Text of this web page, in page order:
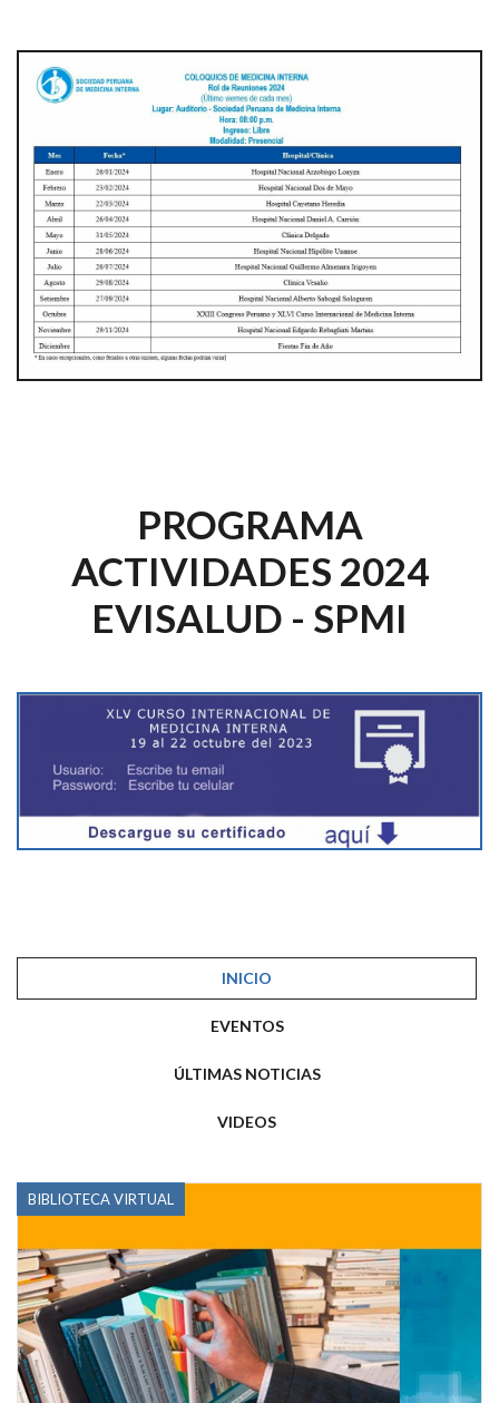
PROGRAMA
ACTIVIDADES 2024
EVISALUD - SPMI
INICIO
EVENTOS
ÚLTIMAS NOTICIAS
VIDEOS
BIBLIOTECA VIRTUAL